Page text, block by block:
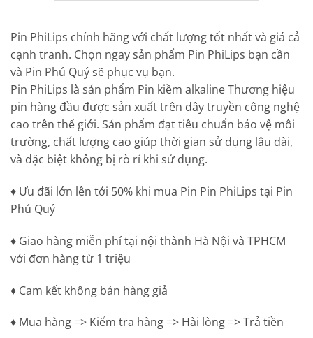
Pin PhiLips chính hãng với chất lượng tốt nhất và giá cả
cạnh tranh. Chọn ngay sản phẩm Pin PhiLips bạn cần
và Pin Phú Quý sẽ phục vụ bạn.
Pin PhiLips là sản phẩm Pin kiềm alkaline Thương hiệu
pin hàng đầu được sản xuất trên dây truyền công nghệ
cao trên thế giới. Sản phẩm đạt tiêu chuẩn bảo vệ môi
trường, chất lượng cao giúp thời gian sử dụng lâu dài,
và đặc biệt không bị rò rỉ khi sử dụng.
♦ Ưu đãi lớn lên tới 50% khi mua Pin Pin PhiLips tại Pin
Phú Quý
♦​ Giao hàng miễn phí tại nội thành Hà Nội và TPHCM
với đơn hàng từ 1 triệu
♦​ Cam kết không bán hàng giả
♦​ Mua hàng => Kiểm tra hàng => Hài lòng => Trả tiền